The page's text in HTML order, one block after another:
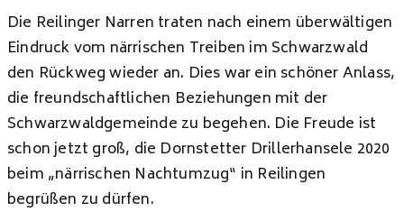
Die Reilinger Narren traten nach einem überwältigen
Eindruck vom närrischen Treiben im Schwarzwald
den Rückweg wieder an. Dies war ein schöner Anlass,
die freundschaftlichen Beziehungen mit der
Schwarzwaldgemeinde zu begehen. Die Freude ist
schon jetzt groß, die Dornstetter Drillerhansele 2020
beim „närrischen Nachtumzug“ in Reilingen
begrüßen zu dürfen.